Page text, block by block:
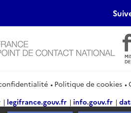
Politique de cookies
legifrance.gouv.fr info.gouv.fr